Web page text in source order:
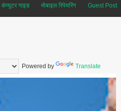
कंप्यूटर गाइड मोबाइल रिपेयरिंग Guest Post
Powered by Translate